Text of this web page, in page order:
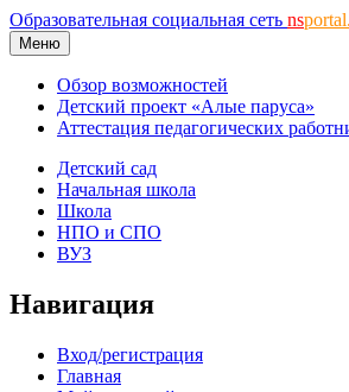
Образовательная социальная сеть ns
Меню
Обзор возможностей
Детский проект «Алые паруса»
Аттестация педагогических
Детский сад
Начальная школа
Школа
НПО и СПО
ВУЗ
Навигация
Вход/регистрация
Главная